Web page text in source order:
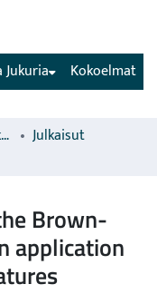
Kokoelmat
Jukuria
Luonnonvarakeskuksen julkaisut
Julkaisut
Brown-
application